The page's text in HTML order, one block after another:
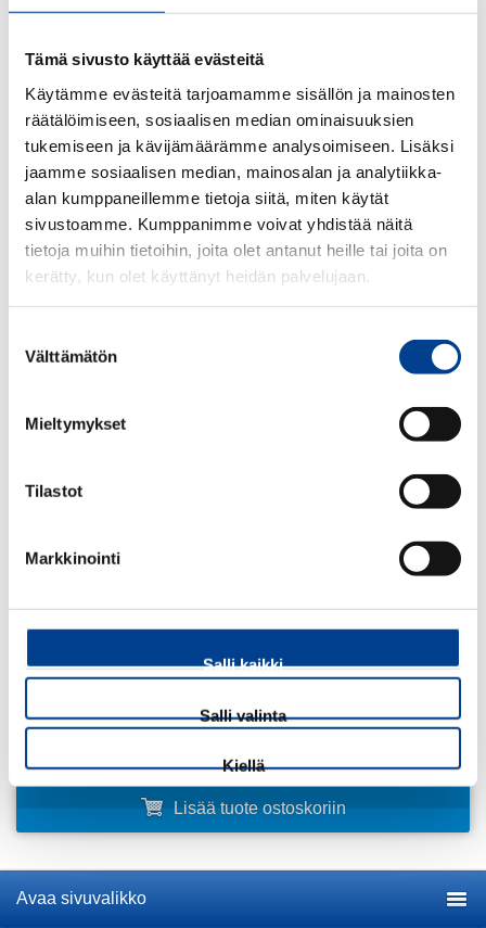
Tämä sivusto käyttää evästeitä
Käytämme evästeitä tarjoamamme sisällön ja mainosten
räätälöimiseen, sosiaalisen median ominaisuuksien
tukemiseen ja kävijämäärämme analysoimiseen. Lisäksi
jaamme sosiaalisen median, mainosalan ja analytiikka-
alan kumppaneillemme tietoja siitä, miten käytät
sivustoamme. Kumppanimme voivat yhdistää näitä
tietoja muihin tietoihin, joita olet antanut heille tai joita on
kerätty, kun olet käyttänyt heidän palvelujaan.
valinta
Välttämätön
Mieltymykset
Tilastot
Markkinointi
Salli kaikki
Salli valinta
Kiellä
Sisältää: Turvavyöleikkurin, turvavasaran, led-lampun, sekä
lampunpohjassa on magneetti, joka pitää lampun haluamassasi
ALV 25,5 %
Määrä:
Lisää tuote ostoskoriin
Avaa sivuvalikko